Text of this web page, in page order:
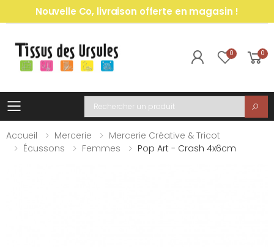
Nouvelle Co, livraison offerte en magasin !
0 0
Toggle mobile menu
Recherche
Accueil
Mercerie
Mercerie Créative & Tricot
Écussons
Femmes Pop Art - Crash 4x6cm